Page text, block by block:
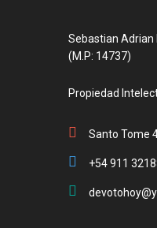
Sebastian Adrian
(M.P: 14737)
Propiedad
Santo Tome
+54 911